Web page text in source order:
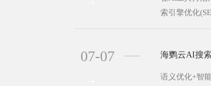
索引擎优化
07-07 海鹦云AI搜
语义优化+智